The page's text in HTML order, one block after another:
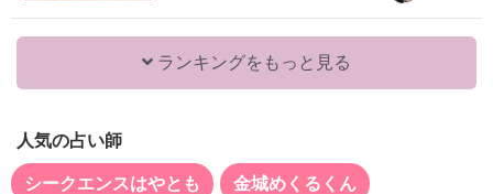
ランキングをもっと見る
人気の占い師
シークエンスはやとも 金城めくるくん